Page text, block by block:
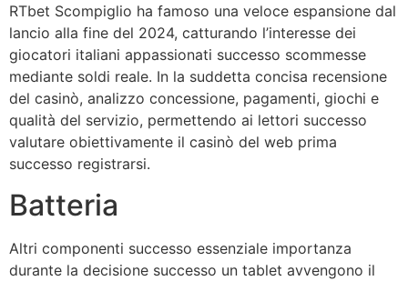
RTbet Scompiglio ha famoso una veloce espansione dal
lancio alla fine del 2024, catturando l’interesse dei
giocatori italiani appassionati successo scommesse
mediante soldi reale. In la suddetta concisa recensione
del casinò, analizzo concessione, pagamenti, giochi e
qualità del servizio, permettendo ai lettori successo
valutare obiettivamente il casinò del web prima
successo registrarsi.
Batteria
Altri componenti successo essenziale importanza
durante la decisione successo un tablet avvengono il